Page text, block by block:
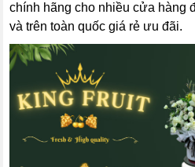
chính hãng cho nhiều cửa hàng
và trên toàn quốc giá rẻ ưu đãi.